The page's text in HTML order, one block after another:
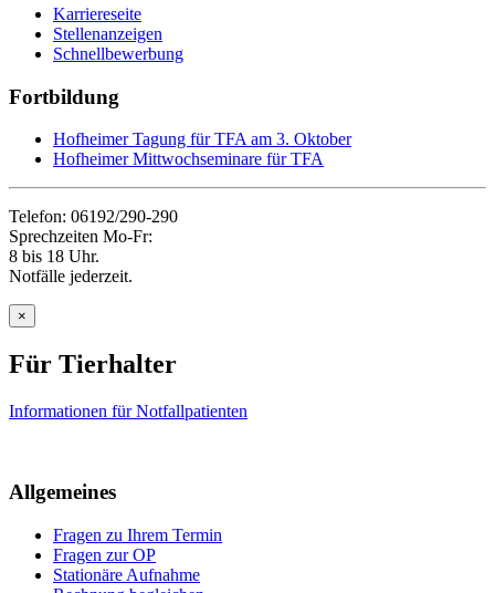
Karriereseite
Stellenanzeigen
Schnellbewerbung
Fortbildung
Hofheimer Tagung für TFA am 3. Oktober
Hofheimer Mittwochseminare für TFA
Telefon: 06192/290-290
Sprechzeiten Mo-Fr:
8 bis 18 Uhr.
Notfälle jederzeit.
×
Für Tierhalter
Informationen für Notfallpatienten
Allgemeines
Fragen zu Ihrem Termin
Fragen zur OP
Stationäre Aufnahme